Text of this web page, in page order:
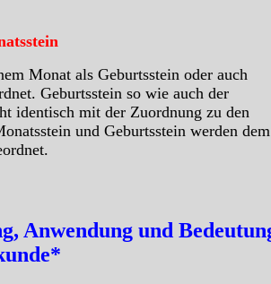
Monat als Geburtsstein oder auch
Geburtsstein so wie auch der
identisch mit der Zuordnung zu den
und Geburtsstein werden dem
Anwendung und